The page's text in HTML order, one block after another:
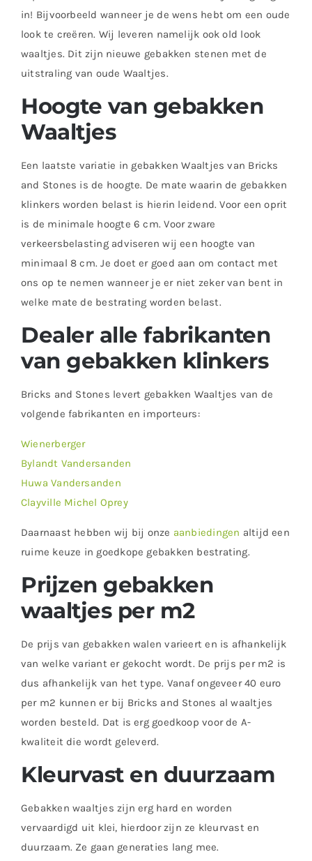
in! Bijvoorbeeld wanneer je de wens hebt om een oude
look te creëren. Wij leveren namelijk ook old look
waaltjes. Dit zijn nieuwe gebakken stenen met de
uitstraling van oude Waaltjes.
Hoogte van gebakken
Waaltjes
Een laatste variatie in gebakken Waaltjes van Bricks
and Stones is de hoogte. De mate waarin de gebakken
klinkers worden belast is hierin leidend. Voor een oprit
is de minimale hoogte 6 cm. Voor zware
verkeersbelasting adviseren wij een hoogte van
minimaal 8 cm. Je doet er goed aan om contact met
ons op te nemen wanneer je er niet zeker van bent in
welke mate de bestrating worden belast.
Dealer alle fabrikanten
van gebakken klinkers
Bricks and Stones levert gebakken Waaltjes van de
volgende fabrikanten en importeurs:
Wienerberger
Bylandt Vandersanden
Huwa Vandersanden
Clayville Michel Oprey
Daarnaast hebben wij bij onze aanbiedingen altijd een
ruime keuze in goedkope gebakken bestrating.
Prijzen gebakken
waaltjes per m2
De prijs van gebakken walen varieert en is afhankelijk
van welke variant er gekocht wordt. De prijs per m2 is
dus afhankelijk van het type. Vanaf ongeveer 40 euro
per m2 kunnen er bij Bricks and Stones al waaltjes
worden besteld. Dat is erg goedkoop voor de A-
kwaliteit die wordt geleverd.
Kleurvast en duurzaam
Gebakken waaltjes zijn erg hard en worden
vervaardigd uit klei, hierdoor zijn ze kleurvast en
duurzaam. Ze gaan generaties lang mee.